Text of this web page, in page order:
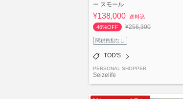
ー スモール
¥138,000 送料込
46%OFF
¥256,300
関税負担なし
TOD'S
PERSONAL SHOPPER
Seizelife